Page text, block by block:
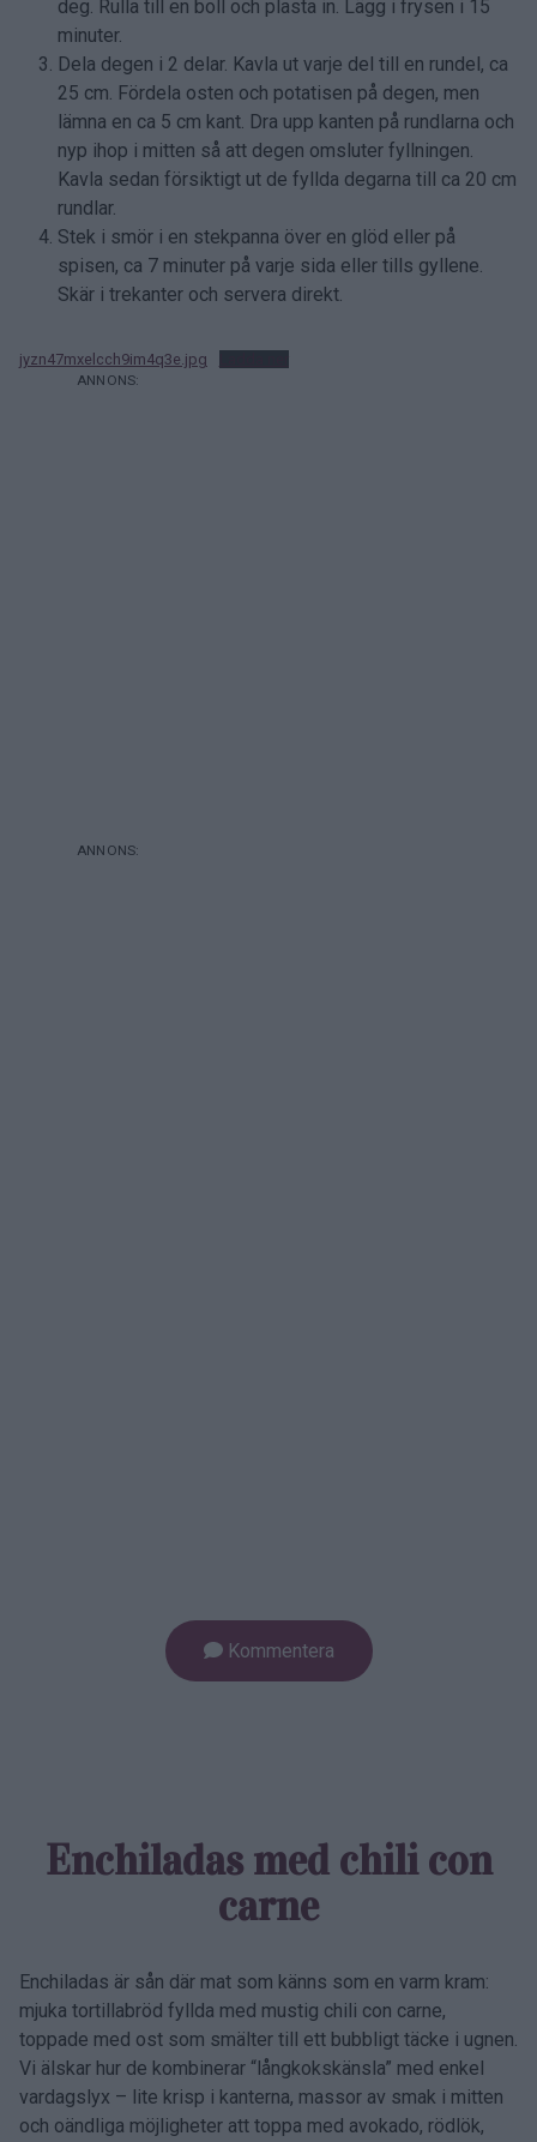
deg. Rulla till en boll och plasta in. Lägg i frysen i 15
minuter.
Dela degen i 2 delar. Kavla ut varje del till en rundel, ca
25 cm. Fördela osten och potatisen på degen, men
lämna en ca 5 cm kant. Dra upp kanten på rundlarna och
nyp ihop i mitten så att degen omsluter fyllningen.
Kavla sedan försiktigt ut de fyllda degarna till ca 20 cm
rundlar.
Stek i smör i en stekpanna över en glöd eller på
spisen, ca 7 minuter på varje sida eller tills gyllene.
Skär i trekanter och servera direkt.
jyzn47mxelcch9im4q3e.jpg
Kommentera
Enchiladas med chili con
carne
Enchiladas är sån där mat som känns som en varm kram:
mjuka tortillabröd fyllda med mustig chili con carne,
toppade med ost som smälter till ett bubbligt täcke i ugnen.
Vi älskar hur de kombinerar “långkokskänsla” med enkel
vardagslyx – lite krisp i kanterna, massor av smak i mitten
och oändliga möjligheter att toppa med avokado, rödlök,